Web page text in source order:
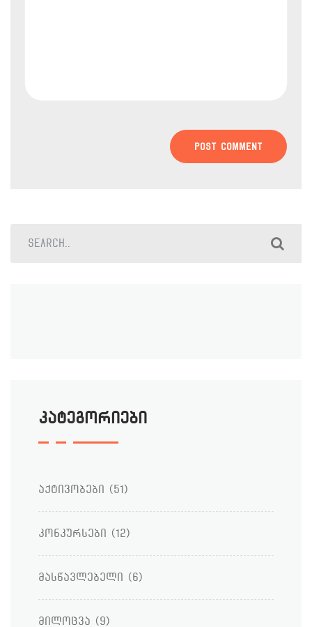
კატეგორიები
აქტივობები (51)
კონკურსები (12)
მასწავლებელი (6)
მილოცვა (9)